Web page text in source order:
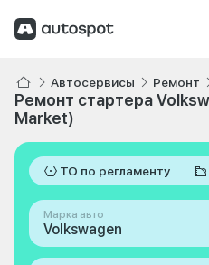
Автосервисы Ремонт
Ремонт стартера
Market)
ТО по регламенту
Марка авто
Volkswagen